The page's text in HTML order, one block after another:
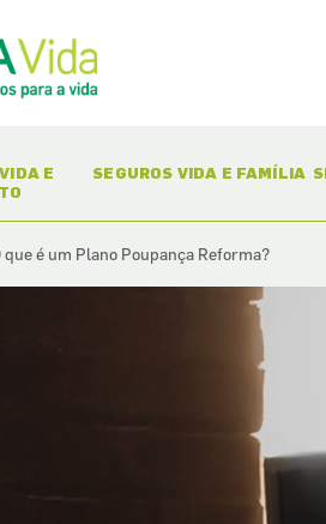
E
SEGUROS VIDA E FAMÍLIA
(CURRENT)
que é um Plano Poupança Reforma?